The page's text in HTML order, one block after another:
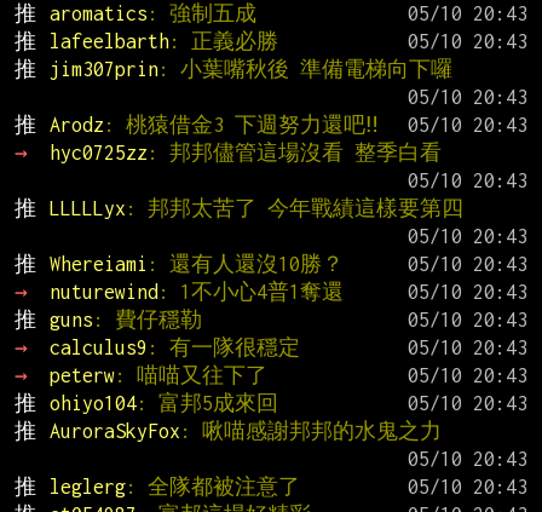
推
aromatics : 強制五成
推
lafeelbarth: 正義必勝
推
jim307prin: 小葉嘴秋後 準備電梯向下囉
推
Arodz : 桃猿借金3 下週努力還吧‼
→
hyc0725zz : 邦邦儘管這場沒看 整季白看
推
LLLLLyx : 邦邦太苦了 今年戰績這樣要第四
推
Whereiami : 還有人還沒10勝？
→
nuturewind : 1不小心4普1奪還
推
guns : 費仔穩勒
→
calculus9 : 有一隊很穩定
→
peterw: 喵喵又往下了
推
ohiyo104: 富邦5成來回
推
AuroraSkyFox : 啾喵感謝邦邦的水鬼之力
推
leglerg: 全隊都被注意了